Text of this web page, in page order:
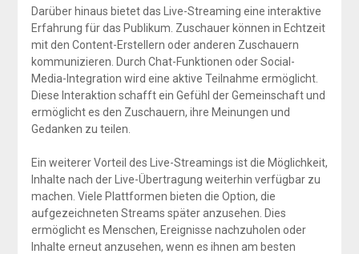
Darüber hinaus bietet das Live-Streaming eine interaktive
Erfahrung für das Publikum. Zuschauer können in Echtzeit
mit den Content-Erstellern oder anderen Zuschauern
kommunizieren. Durch Chat-Funktionen oder Social-
Media-Integration wird eine aktive Teilnahme ermöglicht.
Diese Interaktion schafft ein Gefühl der Gemeinschaft und
ermöglicht es den Zuschauern, ihre Meinungen und
Gedanken zu teilen.
Ein weiterer Vorteil des Live-Streamings ist die Möglichkeit,
Inhalte nach der Live-Übertragung weiterhin verfügbar zu
machen. Viele Plattformen bieten die Option, die
aufgezeichneten Streams später anzusehen. Dies
ermöglicht es Menschen, Ereignisse nachzuholen oder
Inhalte erneut anzusehen, wenn es ihnen am besten